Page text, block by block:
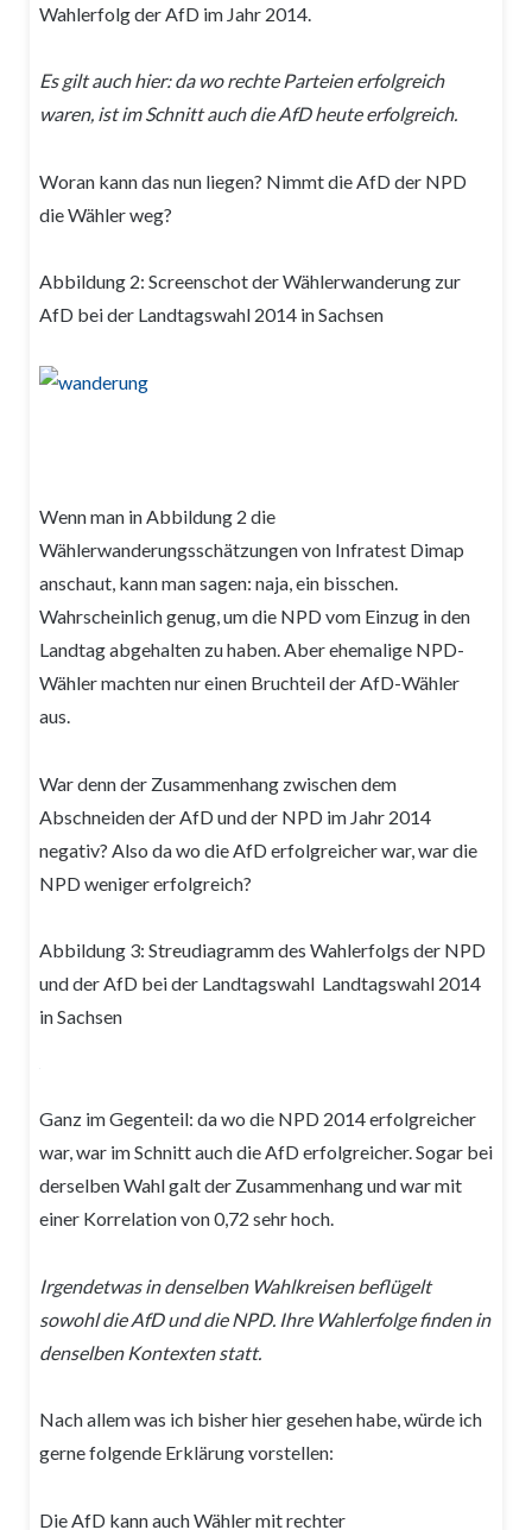
Wahlerfolg der AfD im Jahr 2014.
Es gilt auch hier: da wo rechte Parteien erfolgreich
waren, ist im Schnitt auch die AfD heute erfolgreich.
Woran kann das nun liegen? Nimmt die AfD der NPD
die Wähler weg?
Abbildung 2: Screenschot der Wählerwanderung zur
AfD bei der Landtagswahl 2014 in Sachsen
Wenn man in Abbildung 2 die
Wählerwanderungsschätzungen von Infratest Dimap
anschaut, kann man sagen: naja, ein bisschen.
Wahrscheinlich genug, um die NPD vom Einzug in den
Landtag abgehalten zu haben. Aber ehemalige NPD-
Wähler machten nur einen Bruchteil der AfD-Wähler
aus.
War denn der Zusammenhang zwischen dem
Abschneiden der AfD und der NPD im Jahr 2014
negativ? Also da wo die AfD erfolgreicher war, war die
NPD weniger erfolgreich?
Abbildung 3: Streudiagramm des Wahlerfolgs der NPD
und der AfD bei der Landtagswahl Landtagswahl 2014
in Sachsen
Ganz im Gegenteil: da wo die NPD 2014 erfolgreicher
war, war im Schnitt auch die AfD erfolgreicher. Sogar bei
derselben Wahl galt der Zusammenhang und war mit
einer Korrelation von 0,72 sehr hoch.
Irgendetwas in denselben Wahlkreisen beflügelt
sowohl die AfD und die NPD. Ihre Wahlerfolge finden in
denselben Kontexten statt.
Nach allem was ich bisher hier gesehen habe, würde ich
gerne folgende Erklärung vorstellen:
Die AfD kann auch Wähler mit rechter